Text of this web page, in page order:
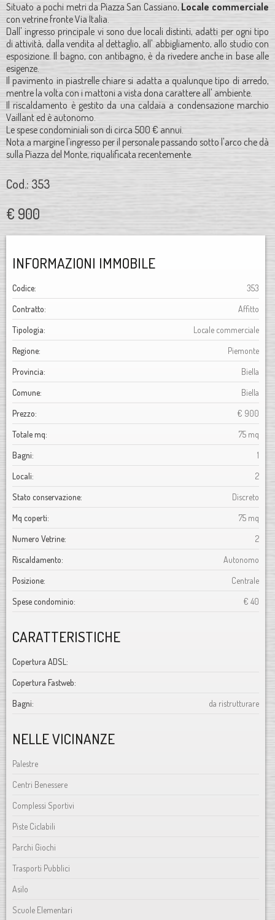
Situato a pochi metri da Piazza San Cassiano, Locale commerciale
con vetrine fronte Via Italia.
Dall' ingresso principale vi sono due locali distinti, adatti per ogni tipo
di attività, dalla vendita al dettaglio, all' abbigliamento, allo studio con
esposizione. Il bagno, con antibagno, è da rivedere anche in base alle
esigenze.
Il pavimento in piastrelle chiare si adatta a qualunque tipo di arredo,
mentre la volta con i mattoni a vista dona carattere all' ambiente.
Il riscaldamento è gestito da una caldaia a condensazione marchio
Vaillant ed è autonomo.
Le spese condominiali son di circa 500 € annui.
Nota a margine l'ingresso per il personale passando sotto l'arco che dà
sulla Piazza del Monte, riqualificata recentemente.
Cod.: 353
€ 900
INFORMAZIONI IMMOBILE
Codice:
353
Contratto:
Affitto
Tipologia:
Locale commerciale
Regione:
Piemonte
Provincia:
Biella
Comune:
Biella
Prezzo:
€ 900
Totale mq:
75 mq
Bagni:
1
Locali:
2
Stato conservazione:
Discreto
Mq coperti:
75 mq
Numero Vetrine:
2
Riscaldamento:
Autonomo
Posizione:
Centrale
Spese condominio:
€ 40
CARATTERISTICHE
Copertura ADSL:
Copertura Fastweb:
Bagni:
da ristrutturare
NELLE VICINANZE
Palestre
Centri Benessere
Complessi Sportivi
Piste Ciclabili
Parchi Giochi
Trasporti Pubblici
Asilo
Scuole Elementari